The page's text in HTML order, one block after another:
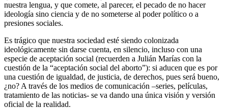
nuestra lengua, y que comete, al parecer, el pecado de no hacer
ideología sino ciencia y de no someterse al poder político o a
presiones sociales.
Es trágico que nuestra sociedad esté siendo colonizada
ideológicamente sin darse cuenta, en silencio, incluso con una
especie de aceptación social (recuerden a Julián Marías con la
cuestión de la “aceptación social del aborto”): si aducen que es por
una cuestión de igualdad, de justicia, de derechos, pues será bueno,
¿no? A través de los medios de comunicación –series, películas,
tratamiento de las noticias- se va dando una única visión y versión
oficial de la realidad.